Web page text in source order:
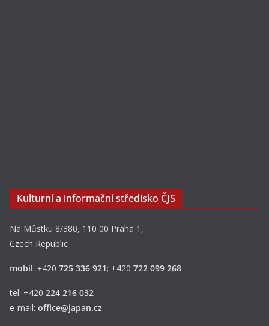
Kulturní a informační středisko ČJS
Na Můstku 8/380, 110 00 Praha 1,
Czech Republic
mobil: +420 725 336 921; +420 722 099 268
tel: +420 224 216 032
e-mail: office@japan.cz